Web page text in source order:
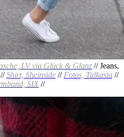
LV via Glück & Glanz // Jeans,
Shirt, Sheinside// Fotos, Talkasia//
SIX //